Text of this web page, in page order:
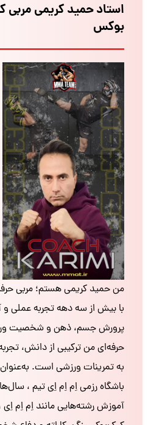
استاد حمید کریمی
بوکس
من حمید کریمی هستم؛ مربی
با بیش از سه دهه تجربه عملی و
پرورش جسم، ذهن و شخصیت
حرفه‌ای من ترکیبی از دانش،
به تمرینات ورزشی است.
باشگاه رزمی اِم اِم اِی تیم ،
آموزش رشته‌هایی مانند اِم اِم